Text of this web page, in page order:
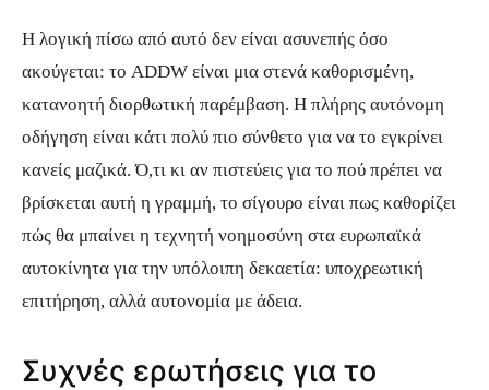
Η λογική πίσω από αυτό δεν είναι ασυνεπής όσο
ακούγεται: το ADDW είναι μια στενά καθορισμένη,
κατανοητή διορθωτική παρέμβαση. Η πλήρης αυτόνομη
οδήγηση είναι κάτι πολύ πιο σύνθετο για να το εγκρίνει
κανείς μαζικά. Ό,τι κι αν πιστεύεις για το πού πρέπει να
βρίσκεται αυτή η γραμμή, το σίγουρο είναι πως καθορίζει
πώς θα μπαίνει η τεχνητή νοημοσύνη στα ευρωπαϊκά
αυτοκίνητα για την υπόλοιπη δεκαετία: υποχρεωτική
επιτήρηση, αλλά αυτονομία με άδεια.
Συχνές ερωτήσεις για το